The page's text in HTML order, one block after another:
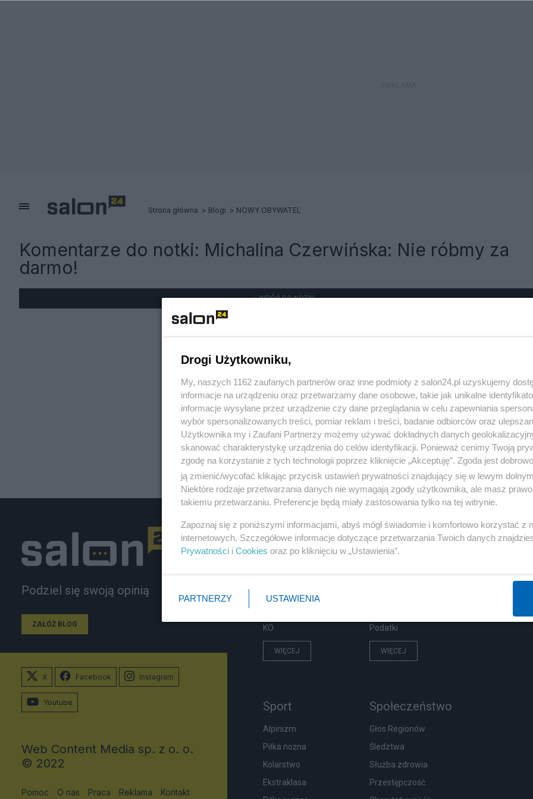
Strona główna Blogi NOWY OBYWATEL
Komentarze do notki: Michalina Czerwińska: Nie róbmy za
darmo!
« WRÓĆ DO NOTKI
Podziel się swoją opinią
ZAŁÓŻ BLOG
Polityka
PiS
KO
WIĘCEJ
Gospodarka
Biznes
Podatki
WIĘCEJ
Sport
Alpinizm
Piłka nożna
Kolarstwo
Ekstraklasa
Społeczeństwo
Głos Regionów
Śledztwa
Służba zdrowia
Przestępczość
X Facebook Instagram
Youtube
Web Content Media sp. z o. o.
© 2022
Pomoc O nas Praca Reklama Kontakt
Drogi Użytkowniku,
My, naszych 1162 zaufanych partnerów oraz inne podmioty z salon24.pl uzyskujemy
informacje na urządzeniu oraz przetwarzamy dane osobowe, takie jak unikalne
informacje wysyłane przez urządzenie czy dane przeglądania w celu zapewniania
wybór spersonalizowanych treści, pomiar reklam i treści, badanie odbiorców oraz
Użytkownika my i Zaufani Partnerzy możemy używać dokładnych danych
skanować charakterystykę urządzenia do celów identyfikacji. Ponieważ cenimy Twoją
zgodę na korzystanie z tych technologii poprzez kliknięcie „Akceptuję”. Zgoda jest
ją zmienić/wycofać klikając przycisk ustawień prywatności znajdujący się w lewym
Niektóre rodzaje przetwarzania danych nie wymagają zgody użytkownika, ale masz
takiemu przetwarzaniu. Preferencje będą miały zastosowania tylko na tej witrynie.
Zapoznaj się z poniższymi informacjami, abyś mógł świadomie i komfortowo korzystać z
internetowych. Szczegółowe informacje dotyczące przetwarzania Twoich danych
Prywatności i Cookies oraz po kliknięciu w „Ustawienia”.
PARTNERZY USTAWIENIA